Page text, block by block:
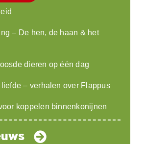
– De hen, de haan & het
dieren op één dag
– verhalen over Flappus
koppelen binnenkonijnen